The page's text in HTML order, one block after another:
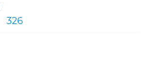
326